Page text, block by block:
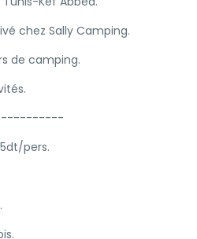
chez Sally Camping.
de camping.
pers.